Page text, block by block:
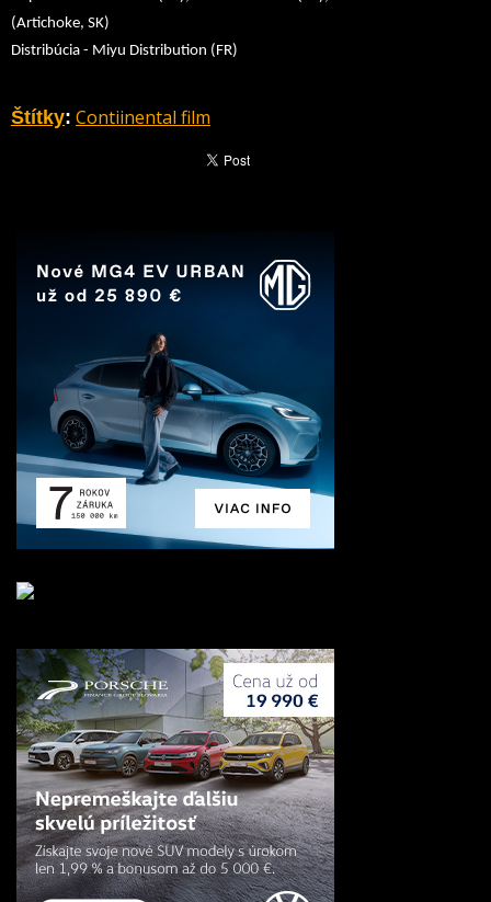
(Artichoke, SK)
Distribúcia - Miyu Distribution (FR)
Štítky: Contiinental film